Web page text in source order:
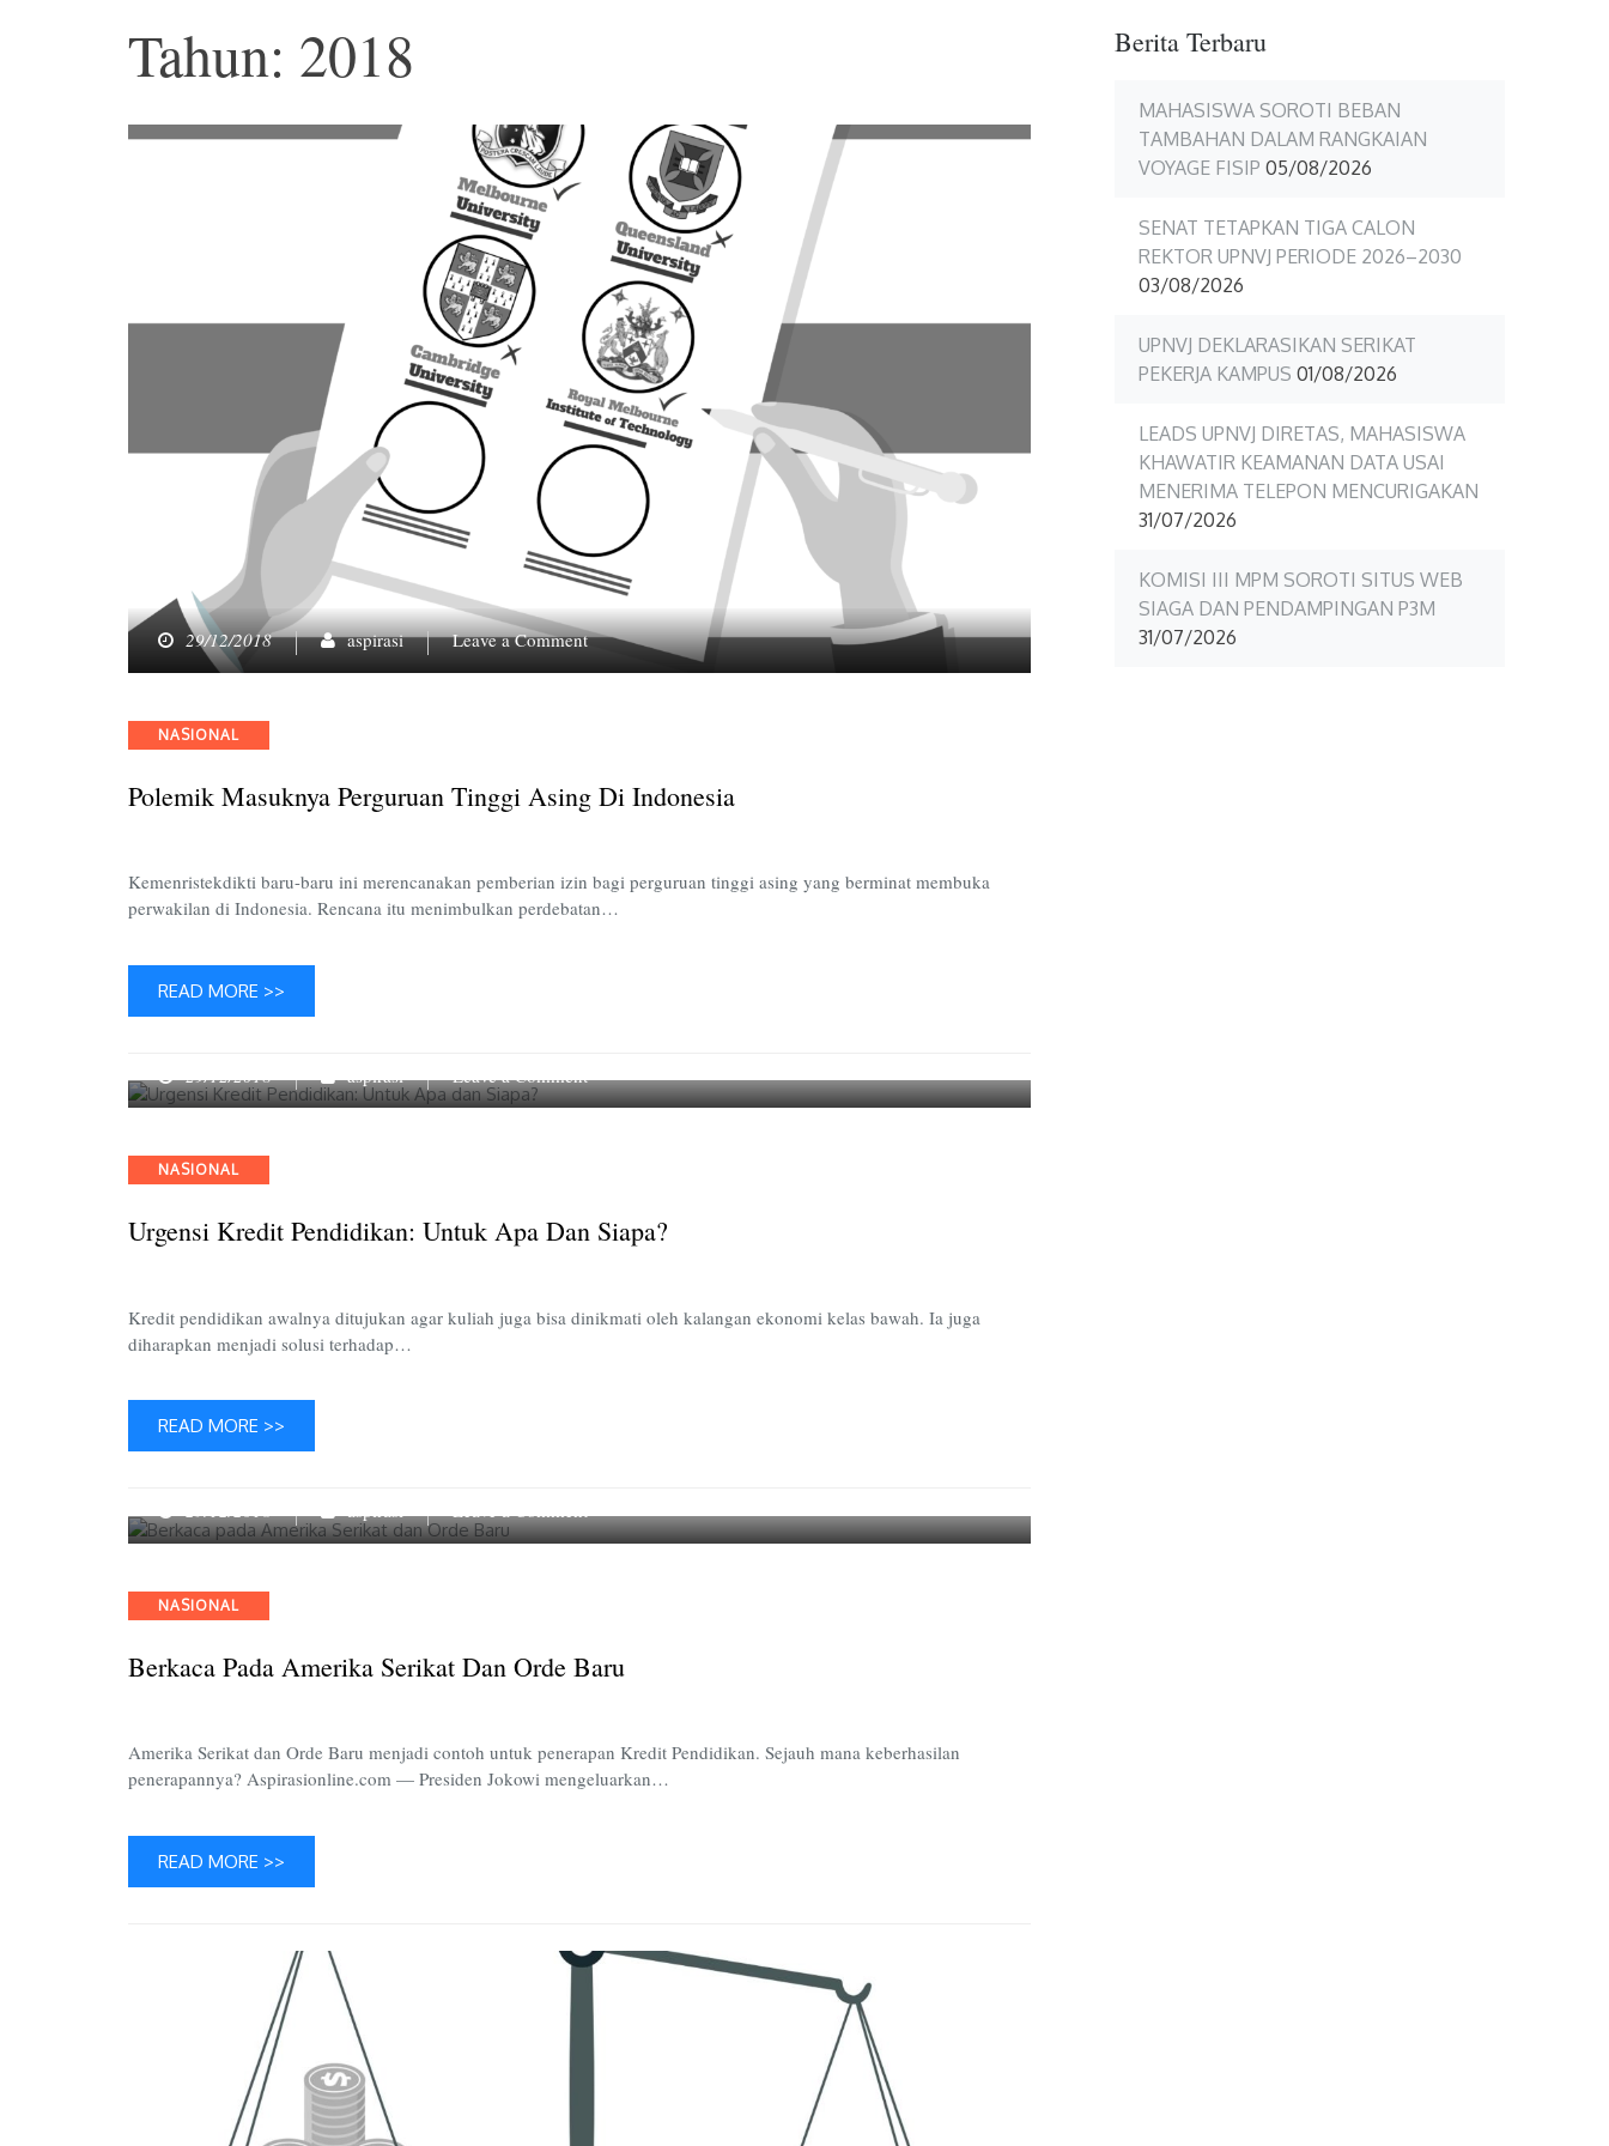
Tahun: 2018
29/12/2018 aspirasi Leave a Commenton
di
Categories
NASIONAL
Polemik Masuknya Perguruan Tinggi Asing Di Indonesia
Kemenristekdikti baru-baru ini merencanakan pemberian izin bagi perguruan tinggi asing yang berminat membuka
perwakilan di Indonesia. Rencana itu menimbulkan perdebatan…
READ MORE >>
29/12/2018 aspirasi Leave a Comment
Urgensi
dan
Categories
NASIONAL
Urgensi Kredit Pendidikan: Untuk Apa Dan Siapa?
Kredit pendidikan awalnya ditujukan agar kuliah juga bisa dinikmati oleh kalangan ekonomi kelas bawah. Ia juga
diharapkan menjadi solusi terhadap…
READ MORE >>
29/12/2018 aspirasi Leave a Comment
Berkaca
Orde
Categories
NASIONAL
Berkaca Pada Amerika Serikat Dan Orde Baru
Amerika Serikat dan Orde Baru menjadi contoh untuk penerapan Kredit Pendidikan. Sejauh mana keberhasilan
penerapannya? Aspirasionline.com — Presiden Jokowi mengeluarkan…
READ MORE >>
Berita Terbaru
MAHASISWA SOROTI BEBAN
TAMBAHAN DALAM RANGKAIAN
VOYAGE FISIP 05/08/2026
SENAT TETAPKAN TIGA CALON
REKTOR UPNVJ PERIODE 2026–2030
03/08/2026
UPNVJ DEKLARASIKAN SERIKAT
PEKERJA KAMPUS 01/08/2026
LEADS UPNVJ DIRETAS, MAHASISWA
KHAWATIR KEAMANAN DATA USAI
MENERIMA TELEPON MENCURIGAKAN
31/07/2026
KOMISI III MPM SOROTI SITUS WEB
SIAGA DAN PENDAMPINGAN P3M
31/07/2026